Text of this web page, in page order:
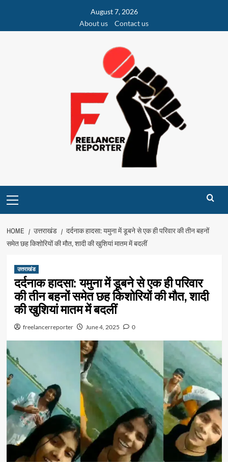
content
August 7, 2026
About us
Contact us
Menu
HOME उत्तराखंड
दर्दनाक हादसा: यमुना में डूबने से एक ही परिवार की तीन बहनों
समेत छह किशोरियों की मौत, शादी की खुशियां मातम में बदलीं
उत्तराखंड
दर्दनाक हादसा: यमुना में डूबने से एक ही परिवार
की तीन बहनों समेत छह किशोरियों की मौत, शादी
की खुशियां मातम में बदलीं
freelancerreporter June 4, 2025 0